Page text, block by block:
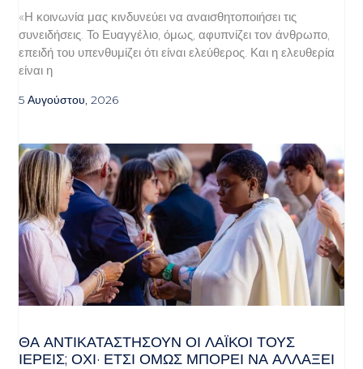
«Η κοινωνία μας κινδυνεύει να αναισθητοποιήσει τις
συνειδήσεις. Το Ευαγγέλιο, όμως, αφυπνίζει τον άνθρωπο,
επειδή του υπενθυμίζει ότι είναι ελεύθερος. Και η ελευθερία
είναι η
5 Αυγούστου, 2026
ΘΑ ΑΝΤΙΚΑΤΑΣΤΉΣΟΥΝ ΟΙ ΛΑΪΚΟΊ ΤΟΥΣ
ΙΕΡΕΊΣ; ΌΧΙ· ΈΤΣΙ ΌΜΩΣ ΜΠΟΡΕΊ ΝΑ ΑΛΛΆΞΕΙ